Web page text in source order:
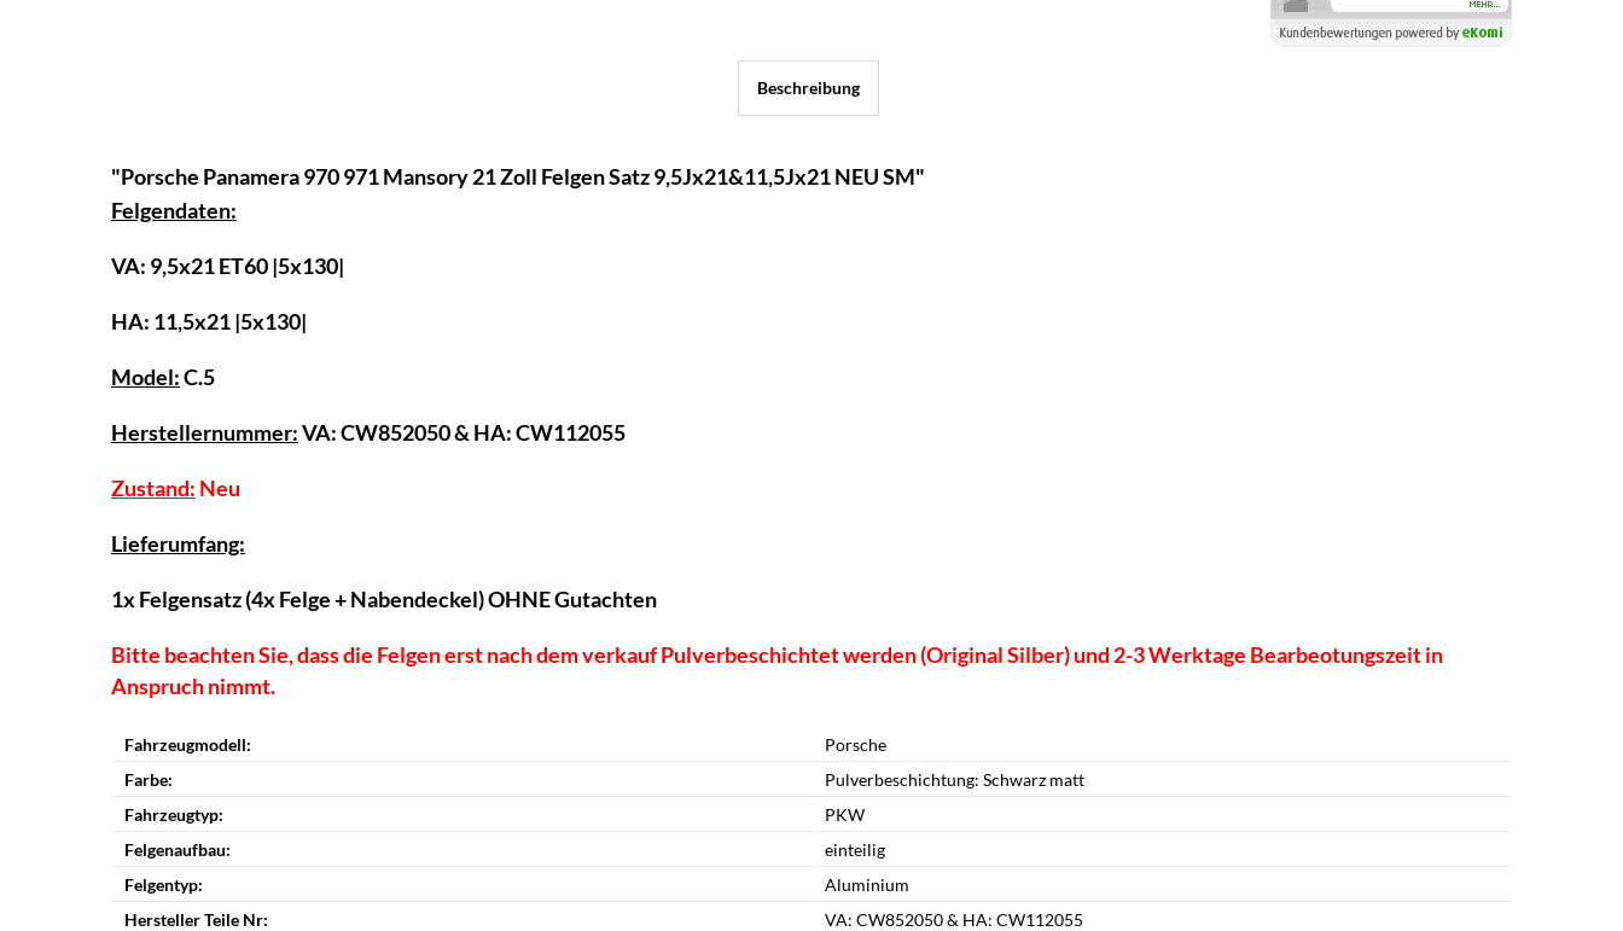
Beschreibung
"Porsche Panamera 970 971 Mansory 21 Zoll Felgen Satz 9,5Jx21&11,5Jx21 NEU SM"
Felgendaten:
VA: 9,5x21 ET60 |5x130|
HA: 11,5x21 |5x130|
Model:C.5
Herstellernummer:VA: CW852050 & HA: CW112055
Zustand: Neu
Lieferumfang:
1x Felgensatz (4x Felge + Nabendeckel) OHNE Gutachten
Bitte beachten Sie, dass die Felgen erst nach dem verkauf Pulverbeschichtet werden (Original Silber) und 2-3 Werktage Bearbeotungszeit in
Anspruch nimmt.
Fahrzeugmodell:
Porsche
Farbe:
Pulverbeschichtung: Schwarz matt
Fahrzeugtyp:
PKW
Felgenaufbau:
einteilig
Felgentyp:
Aluminium
Hersteller Teile Nr:
VA: CW852050 & HA: CW112055